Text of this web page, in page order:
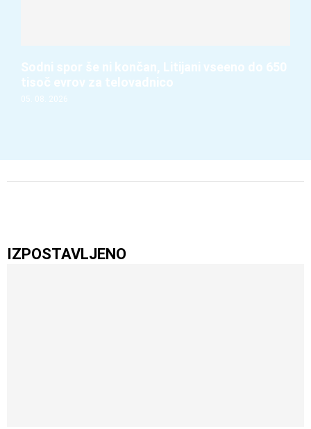
Sodni spor še ni končan, Litijani vseeno do 650
tisoč evrov za telovadnico
05. 08. 2026
IZPOSTAVLJENO